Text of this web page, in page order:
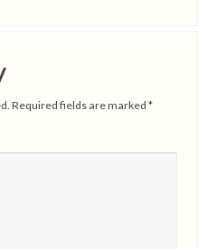
Required fields are marked *